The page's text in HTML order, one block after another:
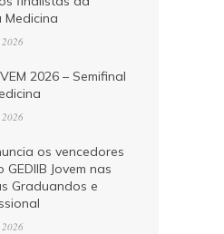
2026 – Semifinal
os vencedores
GEDIIB Jovem nas
Graduandos e